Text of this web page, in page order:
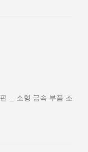
_ 소형 금속 부품 조